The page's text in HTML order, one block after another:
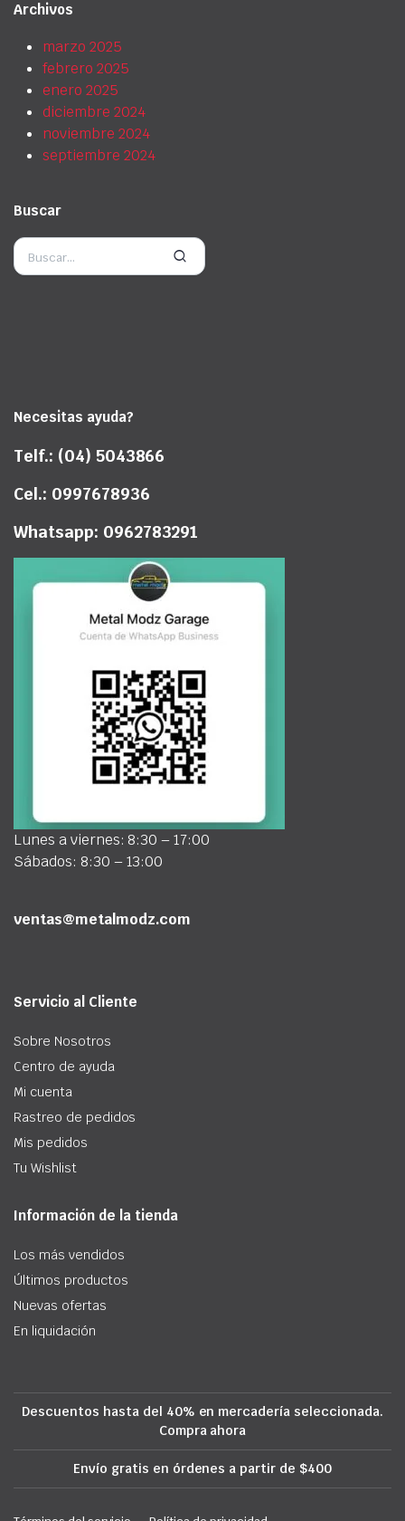
Archivos
marzo 2025
febrero 2025
enero 2025
diciembre 2024
noviembre 2024
septiembre 2024
Buscar
Necesitas ayuda?
Telf.: (04) 5043866
Cel.: 0997678936
Whatsapp: 0962783291
Lunes a viernes: 8:30 – 17:00
Sábados: 8:30 – 13:00
ventas@metalmodz.com
Servicio al Cliente
Sobre Nosotros
Centro de ayuda
Mi cuenta
Rastreo de pedidos
Mis pedidos
Tu Wishlist
Información de la tienda
Los más vendidos
Últimos productos
Nuevas ofertas
En liquidación
Descuentos hasta del 40% en mercadería seleccionada.
Compra ahora
Envío gratis en órdenes a partir de $400